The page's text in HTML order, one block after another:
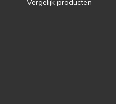
Vergelijk producten